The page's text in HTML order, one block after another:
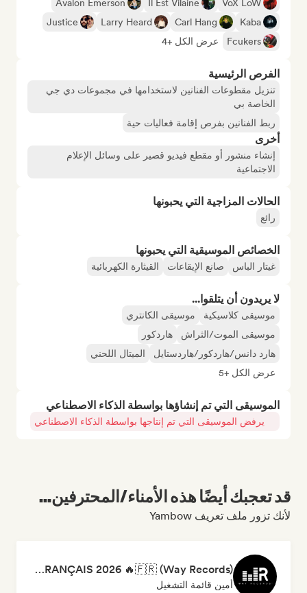
VoX LoW
Il Est Vilaine
Avalon Emerson
Kaba
Carl Hang
Larry Heard
Justice
Fcukers
عرض الكل +4
الفرص الرئيسية
تنزيل مقطوعات الفنانين لاستخدامها في مجموعات دي جي
الخاصة بي
ربط الفنانين بفرص إقامة فعاليات حية
أخرى
إنشاء منشور أو مقطع فيديو قصير على وسائل الإعلام
الاجتماعية
الحالات المزاجية التي يحبونها
رائع
الخصائص الموسيقية التي يحبونها
غيتار الباس صانع الإيقاعات القيثارة الكهربائية
لا يريدون أن يتلقوا...
موسيقى كلاسيكية
موسيقى الكانتري
موسيقى الموت/الثراش
هاردكور
هارد دانس/هاردكور/هاردستايل
الميتال اللحني
عرض الكل +5
الموسيقى التي تم إنشاؤها بواسطة الذكاء الاصطناعي
يرفض الموسيقى التي تم إنتاجها بواسطة الذكاء الاصطناعي
قد تعجبك أيضًا هذه الأمناء/المحترفين...
لأنك تزور ملف تعريف Yambow
RAP FRANÇAIS 2026 🔥🇫🇷 (Way Records)
أمين قائمة التشغيل